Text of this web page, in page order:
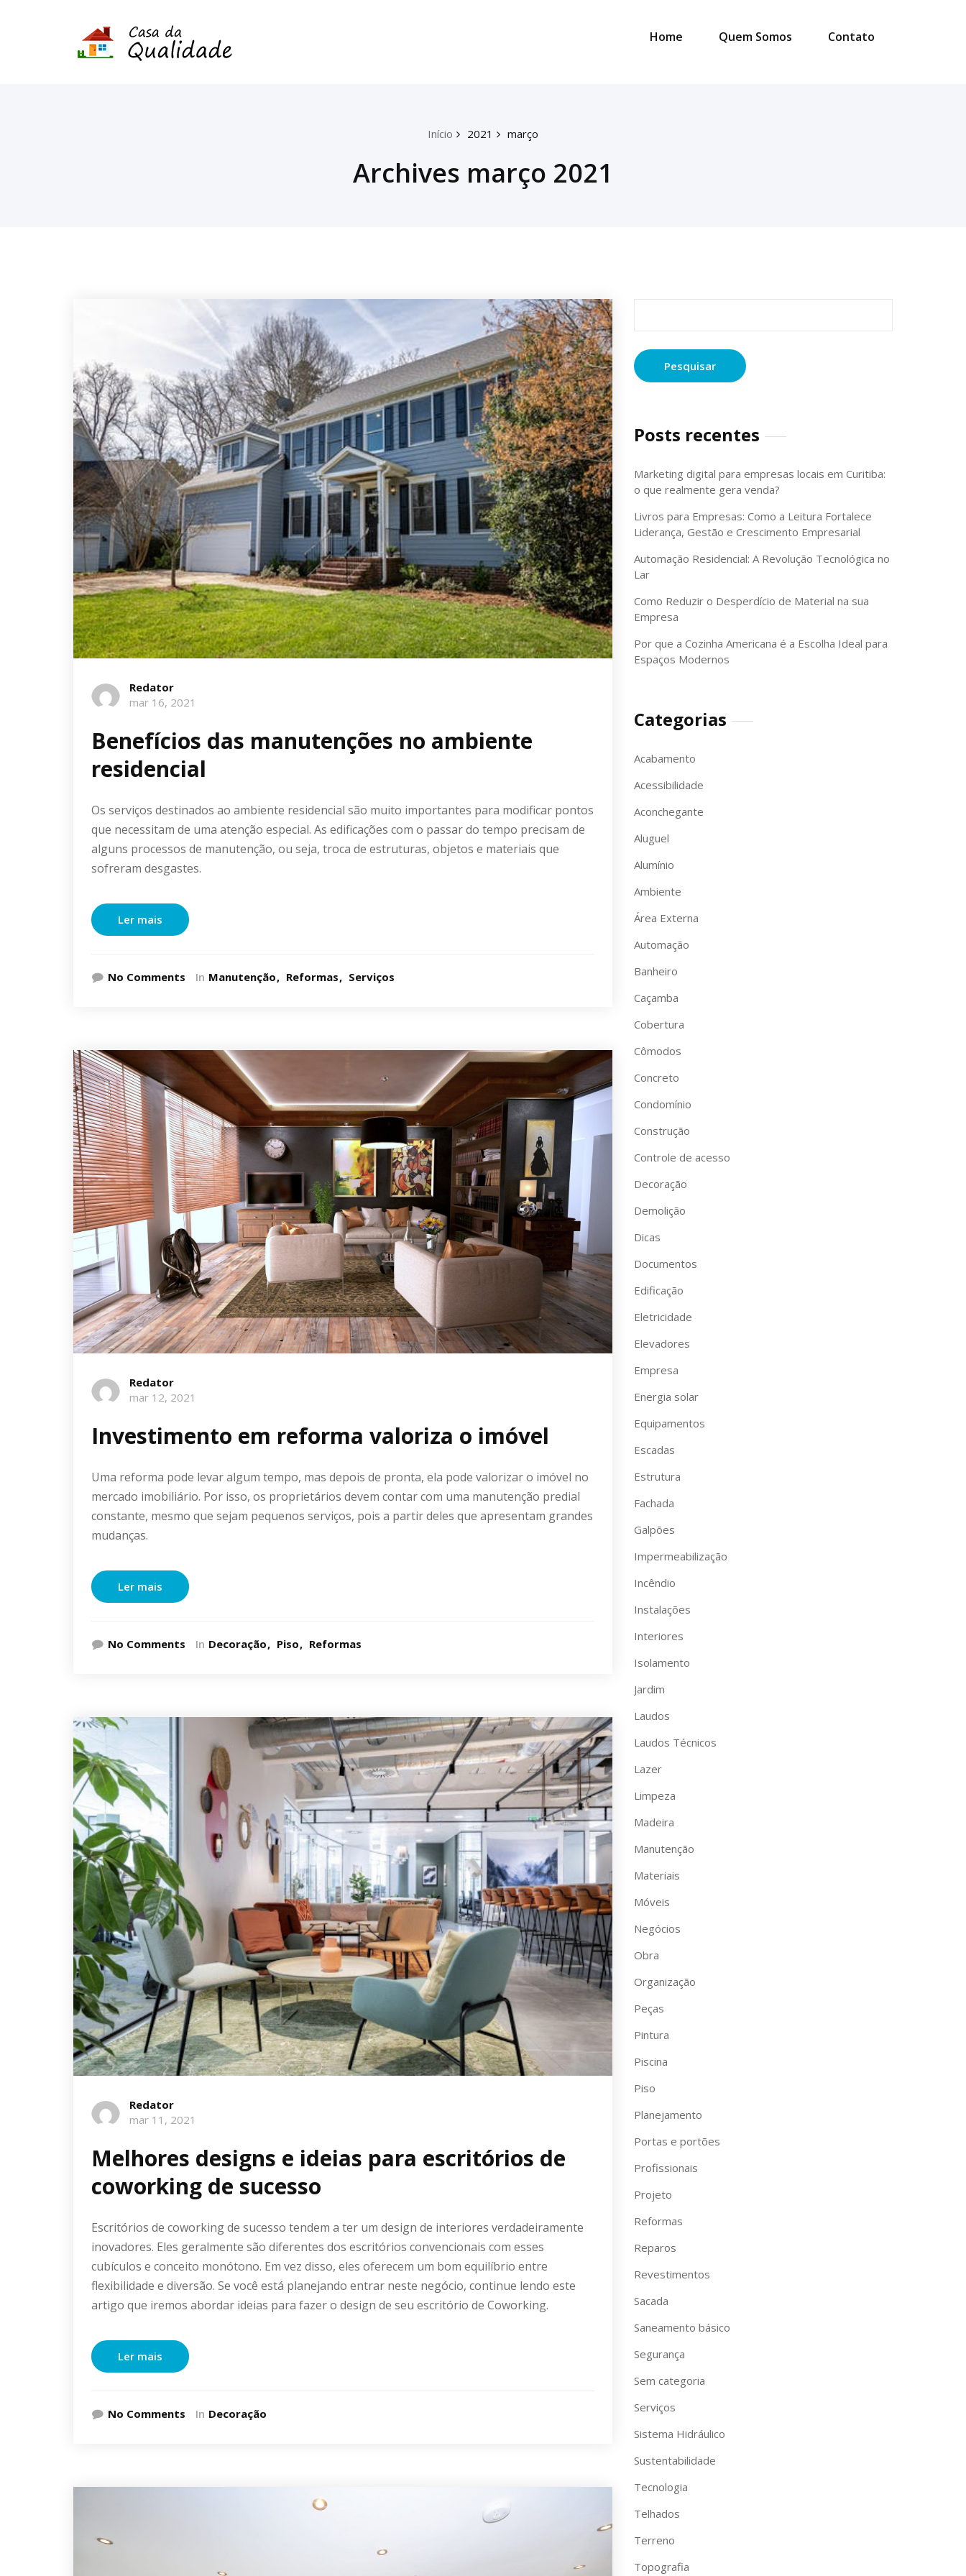
Home Quem Somos Contato
Início 2021 março
Archives março 2021
Redator
mar 16, 2021
Benefícios das manutenções no ambiente
residencial
Os serviços destinados ao ambiente residencial são muito importantes para modificar pontos
que necessitam de uma atenção especial. As edificações com o passar do tempo precisam de
alguns processos de manutenção, ou seja, troca de estruturas, objetos e materiais que
sofreram desgastes.
Ler mais
No Comments In Manutenção Reformas Serviços
Redator
mar 12, 2021
Investimento em reforma valoriza o imóvel
Uma reforma pode levar algum tempo, mas depois de pronta, ela pode valorizar o imóvel no
mercado imobiliário. Por isso, os proprietários devem contar com uma manutenção predial
constante, mesmo que sejam pequenos serviços, pois a partir deles que apresentam grandes
mudanças.
Ler mais
No Comments In Decoração Piso Reformas
Redator
mar 11, 2021
Melhores designs e ideias para escritórios de
coworking de sucesso
Escritórios de coworking de sucesso tendem a ter um design de interiores verdadeiramente
inovadores. Eles geralmente são diferentes dos escritórios convencionais com esses
cubículos e conceito monótono. Em vez disso, eles oferecem um bom equilíbrio entre
flexibilidade e diversão. Se você está planejando entrar neste negócio, continue lendo este
artigo que iremos abordar ideias para fazer o design de seu escritório de Coworking.
Ler mais
No Comments In Decoração
Posts recentes
Marketing digital para empresas locais em Curitiba:
o que realmente gera venda?
Livros para Empresas: Como a Leitura Fortalece
Liderança, Gestão e Crescimento Empresarial
Automação Residencial: A Revolução Tecnológica no
Lar
Como Reduzir o Desperdício de Material na sua
Empresa
Por que a Cozinha Americana é a Escolha Ideal para
Espaços Modernos
Categorias
Acabamento
Acessibilidade
Aconchegante
Aluguel
Alumínio
Ambiente
Área Externa
Automação
Banheiro
Caçamba
Cobertura
Cômodos
Concreto
Condomínio
Construção
Controle de acesso
Decoração
Demolição
Dicas
Documentos
Edificação
Eletricidade
Elevadores
Empresa
Energia solar
Equipamentos
Escadas
Estrutura
Fachada
Galpões
Impermeabilização
Incêndio
Instalações
Interiores
Isolamento
Jardim
Laudos
Laudos Técnicos
Lazer
Limpeza
Madeira
Manutenção
Materiais
Móveis
Negócios
Obra
Organização
Peças
Pintura
Piscina
Piso
Planejamento
Portas e portões
Profissionais
Projeto
Reformas
Reparos
Revestimentos
Sacada
Saneamento básico
Segurança
Sem categoria
Serviços
Sistema Hidráulico
Sustentabilidade
Tecnologia
Telhados
Terreno
Topografia